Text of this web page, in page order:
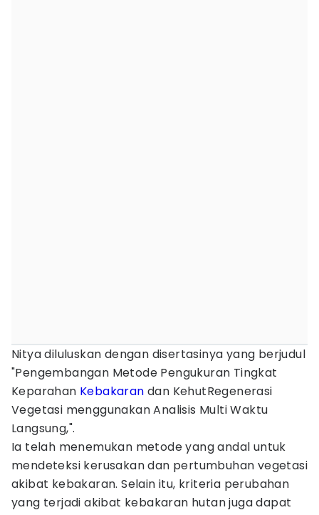
Nitya diluluskan dengan disertasinya yang berjudul
"Pengembangan Metode Pengukuran Tingkat
Keparahan Kebakaran dan KehutRegenerasi
Vegetasi menggunakan Analisis Multi Waktu
Langsung,".
Ia telah menemukan metode yang andal untuk
mendeteksi kerusakan dan pertumbuhan vegetasi
akibat kebakaran. Selain itu, kriteria perubahan
yang terjadi akibat kebakaran hutan juga dapat